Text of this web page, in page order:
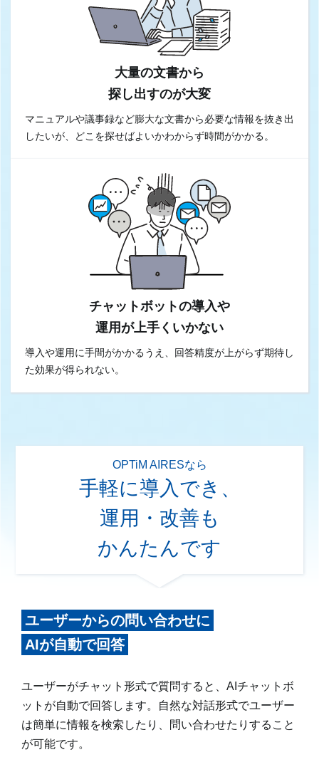
大量の文書から
探し出すのが大変
マニュアルや議事録など膨大な文書から必要な情報を抜き出
したいが、どこを探せばよいかわからず時間がかかる。
チャットボットの導入や
運用が上手くいかない
導入や運用に手間がかかるうえ、回答精度が上がらず期待し
た効果が得られない。
OPTiM AIRESなら
手軽に導入でき、
運用・改善も
かんたんです
ユーザーからの問い合わせに
AIが自動で回答
ユーザーがチャット形式で質問すると、AIチャットボ
ットが自動で回答します。自然な対話形式でユーザー
は簡単に情報を検索したり、問い合わせたりすること
が可能です。